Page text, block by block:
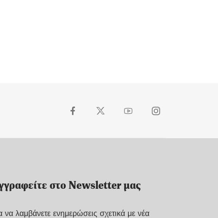
στο Newsletter μας
να λαμβάνετε ενημερώσεις σχετικά με νέα